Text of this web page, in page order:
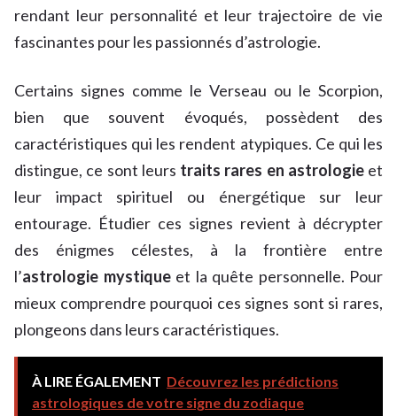
rendant leur personnalité et leur trajectoire de vie
fascinantes pour les passionnés d’astrologie.
Certains signes comme le Verseau ou le Scorpion,
bien que souvent évoqués, possèdent des
caractéristiques qui les rendent atypiques. Ce qui les
distingue, ce sont leurs traits rares en astrologieet
leur impact spirituel ou énergétique sur leur
entourage. Étudier ces signes revient à décrypter
des énigmes célestes, à la frontière entre
l’astrologie mystiqueet la quête personnelle. Pour
mieux comprendre pourquoi ces signes sont si rares,
plongeons dans leurs caractéristiques.
À LIRE ÉGALEMENT Découvrez les prédictions
astrologiques de votre signe du zodiaque